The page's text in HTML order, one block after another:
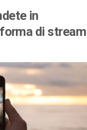
in
di